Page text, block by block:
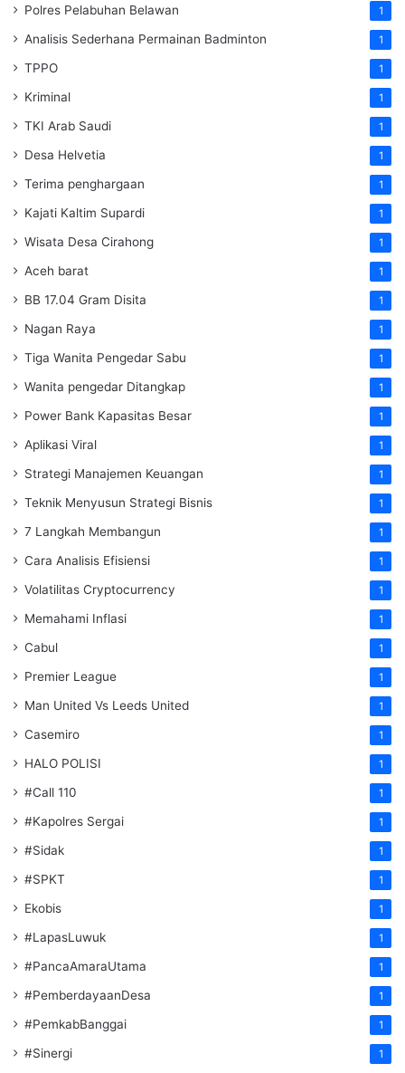
Polres Pelabuhan Belawan 1
Analisis Sederhana Permainan Badminton 1
TPPO 1
Kriminal 1
TKI Arab Saudi 1
Desa Helvetia 1
Terima penghargaan 1
Kajati Kaltim Supardi 1
Wisata Desa Cirahong 1
Aceh barat 1
BB 17.04 Gram Disita 1
Nagan Raya 1
Tiga Wanita Pengedar Sabu 1
Wanita pengedar Ditangkap 1
Power Bank Kapasitas Besar 1
Aplikasi Viral 1
Strategi Manajemen Keuangan 1
Teknik Menyusun Strategi Bisnis 1
7 Langkah Membangun 1
Cara Analisis Efisiensi 1
Volatilitas Cryptocurrency 1
Memahami Inflasi 1
Cabul 1
Premier League 1
Man United Vs Leeds United 1
Casemiro 1
HALO POLISI 1
#Call 110 1
#Kapolres Sergai 1
#Sidak 1
#SPKT 1
Ekobis 1
#LapasLuwuk 1
#PancaAmaraUtama 1
#PemberdayaanDesa 1
#PemkabBanggai 1
#Sinergi 1